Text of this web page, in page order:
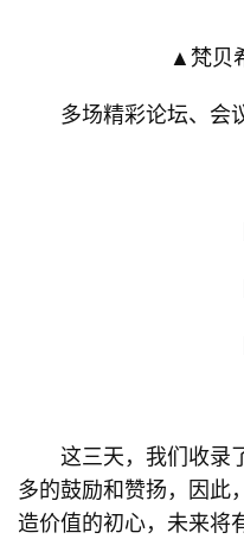
▲梵贝
多场精彩论坛、会
这三天，我们收录了
多的鼓励和赞扬，因此
造价值的初心，未来将